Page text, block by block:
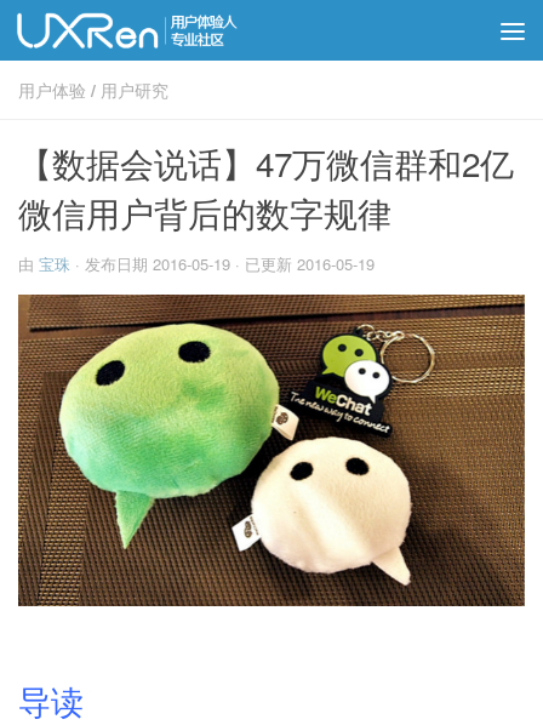
用户体验 / 用户研究
【数据会说话】47万微信群和2亿
微信用户背后的数字规律
由 宝珠 · 发布日期 2016-05-19 · 已更新 2016-05-19
导读